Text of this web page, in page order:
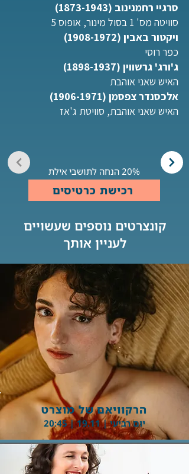
סרגיי רחמנינוב (1873-1943)
סוויטה מס' 1 בסול מינור, אופוס 5
ויקטור באבין (1908-1972)
כפר רוסי
ג'ורג' גרשווין (1898-1937)
האיש שאני אוהבת
אלכסנדר צפסמן (1906-1971)
האיש שאני אוהבת, סוויטת ג'אז
20% הנחה לתושבי אילת
רכישת כרטיסים
קונצרטים נוספים שעשויים
לעניין אותך
Button
הרקוויאם של מוצרט
יום רביעי | 19.11 | 20:45